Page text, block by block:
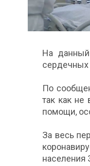
На данный
сердечных
По
так как
помощи,
За весь
населения